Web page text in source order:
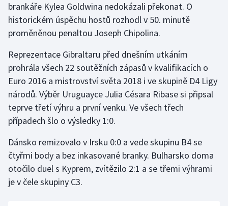
Parasport
Plážový volejbal
Ragby
Rychlobruslení
Rychlostní kanoistika
Short track
Sportovní střelba
brankáře Kylea Goldwina nedokázali překonat. O
historickém úspěchu hostů rozhodl v 50. minutě
proměněnou penaltou Joseph Chipolina.
Reprezentace Gibraltaru před dnešním utkáním
prohrála všech 22 soutěžních zápasů v kvalifikacích o
Euro 2016 a mistrovství světa 2018 i ve skupině D4 Ligy
národů. Výběr Uruguayce Julia Césara Ribase si připsal
teprve třetí výhru a první venku. Ve všech třech
případech šlo o výsledky 1:0.
Dánsko remizovalo v Irsku 0:0 a vede skupinu B4 se
čtyřmi body a bez inkasované branky. Bulharsko doma
otočilo duel s Kyprem, zvítězilo 2:1 a se třemi výhrami
je v čele skupiny C3.